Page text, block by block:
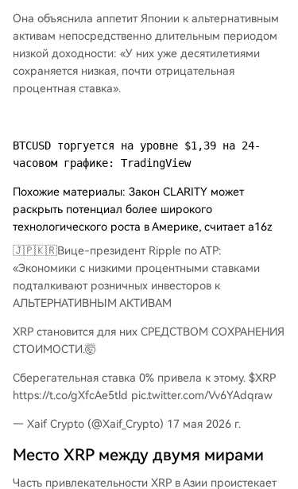
Она объяснила аппетит Японии к альтернативным
активам непосредственно длительным периодом
низкой доходности: «У них уже десятилетиями
сохраняется низкая, почти отрицательная
процентная ставка».
BTCUSD торгуется на уровне $1,39 на 24-
часовом графике: TradingView
Похожие материалы: Закон CLARITY может
раскрыть потенциал более широкого
технологического роста в Америке, считает a16z
🇯🇵🇰🇷Вице-президент Ripple по АТР:
«Экономики с низкими процентными ставками
подталкивают розничных инвесторов к
АЛЬТЕРНАТИВНЫМ АКТИВАМ
XRP становится для них СРЕДСТВОМ СОХРАНЕНИЯ
СТОИМОСТИ.🤯
Сберегательная ставка 0% привела к этому. $XRP
https://t.co/gXfcAe5tld pic.twitter.com/Vv6YAdqraw
— Xaif Crypto (@Xaif_Crypto) 17 мая 2026 г.
Место XRP между двумя мирами
Часть привлекательности XRP в Азии проистекает